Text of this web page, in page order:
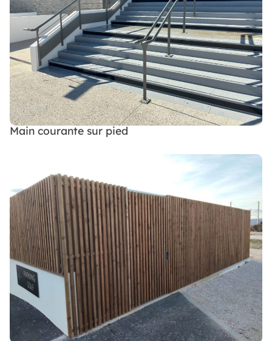
Main courante sur pied